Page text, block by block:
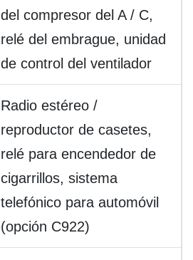
del compresor del A / C,
relé del embrague, unidad
de control del ventilador
Radio estéreo /
reproductor de casetes,
relé para encendedor de
cigarrillos, sistema
telefónico para automóvil
(opción C922)